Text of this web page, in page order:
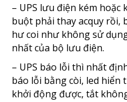
– UPS lưu điện kém
buột phải thay acquy rồi,
hư coi như không sử
nhất của bộ lưu điện.
– UPS báo lỗi thì nhất
báo lỗi bằng còi, led hiển
khởi động được, tắt